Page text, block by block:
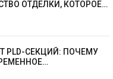
ОТДЕЛКИ, КОТОРОЕ
PLD-СЕКЦИЙ: ПОЧЕМУ